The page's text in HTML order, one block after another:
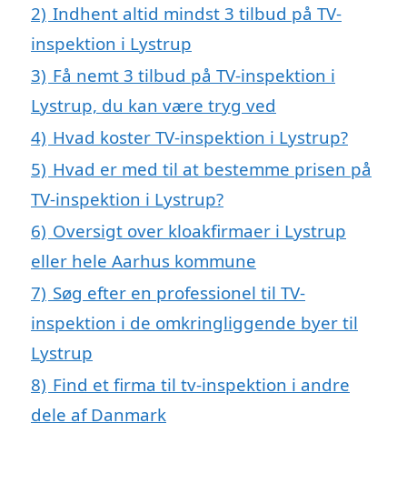
2) Indhent altid mindst 3 tilbud på TV-
inspektion i Lystrup
3) Få nemt 3 tilbud på TV-inspektion i
Lystrup, du kan være tryg ved
4) Hvad koster TV-inspektion i Lystrup?
5) Hvad er med til at bestemme prisen på
TV-inspektion i Lystrup?
6) Oversigt over kloakfirmaer i Lystrup
eller hele Aarhus kommune
7) Søg efter en professionel til TV-
inspektion i de omkringliggende byer til
Lystrup
8) Find et firma til tv-inspektion i andre
dele af Danmark